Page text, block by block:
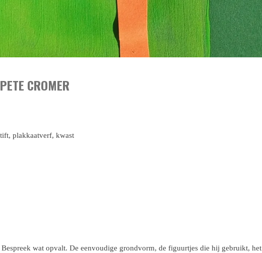
CROMER
plakkaatverf, kwast
wat opvalt. De eenvoudige grondvorm, de figuurtjes die hij gebruikt, het